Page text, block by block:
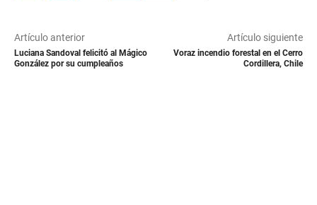
Artículo anterior
Luciana Sandoval felicitó al Mágico
González por su cumpleaños
Artículo siguiente
Voraz incendio forestal en el Cerro
Cordillera, Chile